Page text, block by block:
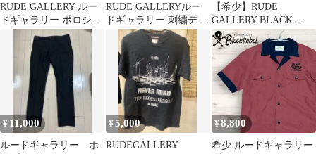
RUDE GALLERY ルー
ドギャラリー ポロシャ
ツ コットン ロゴ 刺繡
リブ ライン カットソー
鹿の子 トップス ブラッ
ク 2【S】 メンズ 【中
古】
RUDE GALLERYルー
ドギャラリー 刺繍デニ
ムジャケット
【希少】RUDE
GALLERY BLACK
REBEL レザージャケッ
ト 馬革
¥ 11,000
ルードギャラリー ホ
¥5,000
RUDEGALLERY
¥8,800
希少 ルードギャラリー